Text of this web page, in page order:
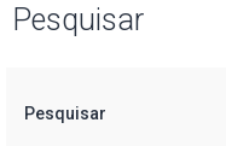
Pesquisar
Pesquisar